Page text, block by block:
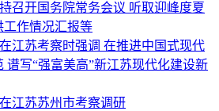
召开国务院常务会议 听取迎峰度夏
工作情况汇报等
江苏考察时强调 在推进中国式现代
谱写“强富美高”新江苏现代化建设新
江苏苏州市考察调研